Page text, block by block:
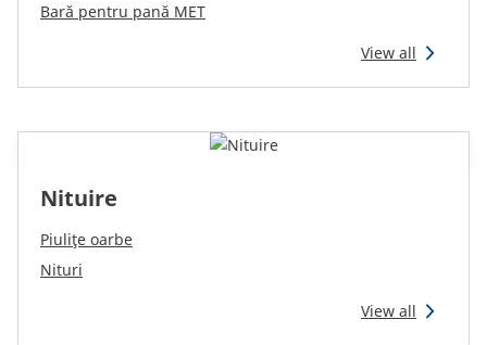
Bară pentru pană MET
View all
Nituire
Piuliţe oarbe
Nituri
View all